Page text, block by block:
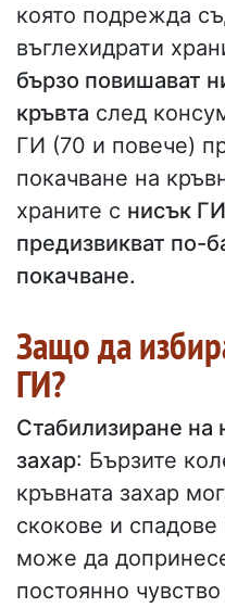
която подрежда
въглехидрати
бързо повишават
кръвта след
ГИ (70 и повече)
покачване на
храните с нисък
предизвикват по-
покачване.
Защо да
ГИ?
Стабилизиране на
захар: Бързите
кръвната захар
скокове и спадове
може да
постоянно